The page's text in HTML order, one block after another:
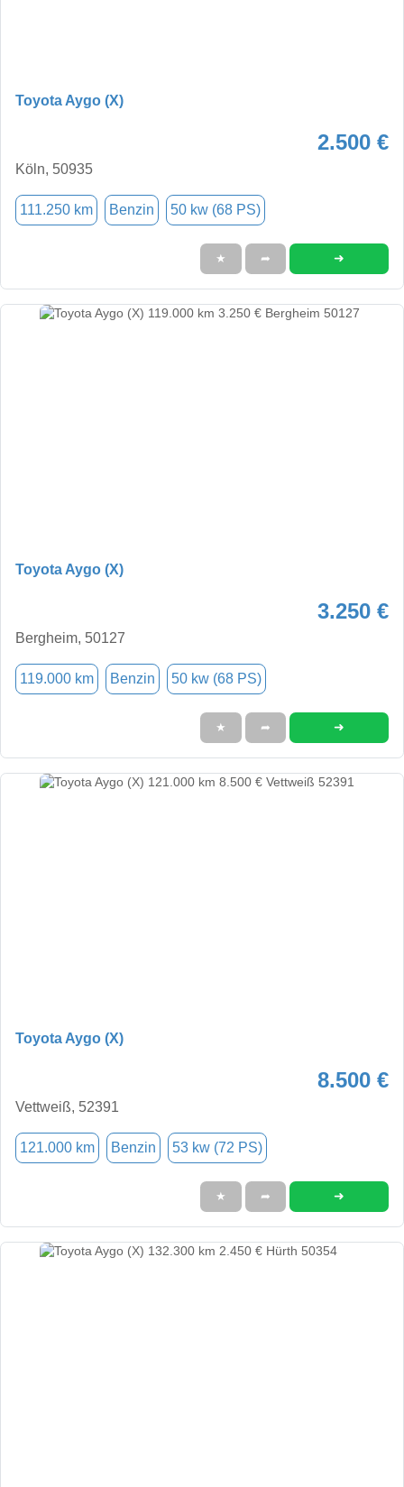
Toyota Aygo (X)
2.500 €
Köln, 50935
111.250 km Benzin 50 kw (68 PS)
★ ➦ ➜
Toyota Aygo (X)
3.250 €
Bergheim, 50127
119.000 km Benzin 50 kw (68 PS)
★ ➦ ➜
Toyota Aygo (X)
8.500 €
Vettweiß, 52391
121.000 km Benzin 53 kw (72 PS)
★ ➦ ➜